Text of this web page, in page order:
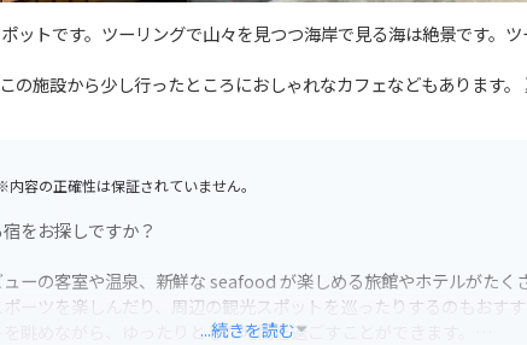
ットです。ツーリングで山々を見つつ海岸で見る海は絶景です。
の施設から少し行ったところにおしゃれなカフェなどもあります
容の正確性は保証されていません。
をお探しですか？
ーの客室や温泉、新鮮な seafood が楽しめる旅館やホテルがたく
ーツを楽しんだり、周辺の観光スポットを巡ったりするのもおすす
眺めながら、ゆったりとした時間を過ごすことができます。
...続きを読む